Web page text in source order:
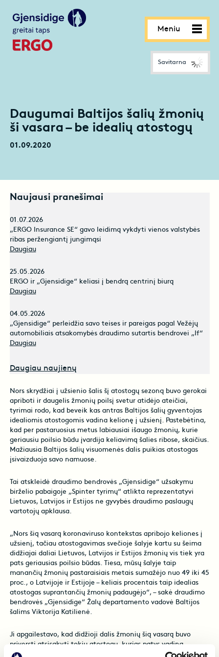
Meniu
Savitarna
Daugumai Baltijos šalių žmonių
ši vasara – be idealių atostogų
01.09.2020
Naujausi pranešimai
01.07.2026
„ERGO Insurance SE“ gavo leidimą vykdyti vienos valstybės
ribas peržengiantį jungimąsi
Daugiau
25.05.2026
ERGO ir „Gjensidige“ keliasi į bendrą centrinį biurą
Daugiau
04.05.2026
„Gjensidige“ perleidžia savo teises ir pareigas pagal Vežėjų
automobiliais atsakomybės draudimo sutartis bendrovei „If“
Daugiau
Daugiau naujienų
Nors skrydžiai į užsienio šalis šį atostogų sezoną buvo gerokai
apriboti ir daugelis žmonių poilsį svetur atidėjo ateičiai,
tyrimai rodo, kad beveik kas antras Baltijos šalių gyventojas
idealiomis atostogomis vadina kelionę į užsienį. Pastebėtina,
kad per pastaruosius metus labiausiai išaugo žmonių, kurie
geriausiu poilsio būdu įvardija keliavimą šalies ribose, skaičius.
Mažiausia Baltijos šalių visuomenės dalis puikias atostogas
įsivaizduoja savo namuose.
Tai atskleidė draudimo bendrovės „Gjensidige“ užsakymu
birželio pabaigoje „Spinter tyrimų“ atlikta reprezentatyvi
Lietuvos, Latvijos ir Estijos ne gyvybės draudimo paslaugų
vartotojų apklausa.
„Nors šią vasarą koronaviruso kontekstas apribojo keliones į
užsienį, tačiau atostogavimas svečioje šalyje kartu su šeima
didžiajai daliai Lietuvos, Latvijos ir Estijos žmonių vis tiek yra
pats geriausias poilsio būdas. Tiesa, mūsų šalyje taip
manančių žmonių pastaraisiais metais sumažėjo nuo 49 iki 45
proc., o Latvijoje ir Estijoje – keliais procentais taip idealias
atostogas suprantančių žmonių padaugėjo“, – sakė draudimo
bendrovės „Gjensidige“ Žalų departamento vadovė Baltijos
šalims Viktorija Katilienė.
Ji apgailestavo, kad didžioji dalis žmonių šią vasarą buvo
priversti atsisakyti tokių atostogų, kurias patys vadina
idealiomis. „Nors į tolimesnes užsienio šalis skrido mažuma